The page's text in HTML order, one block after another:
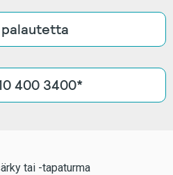
palautetta
400 3400*
tai -tapaturma